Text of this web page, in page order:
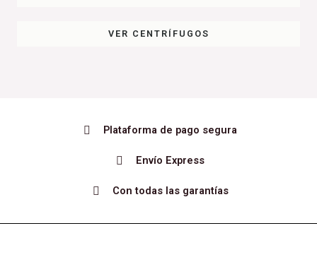
VER CENTRÍFUGOS
Plataforma de pago segura
Envío Express
Con todas las garantías